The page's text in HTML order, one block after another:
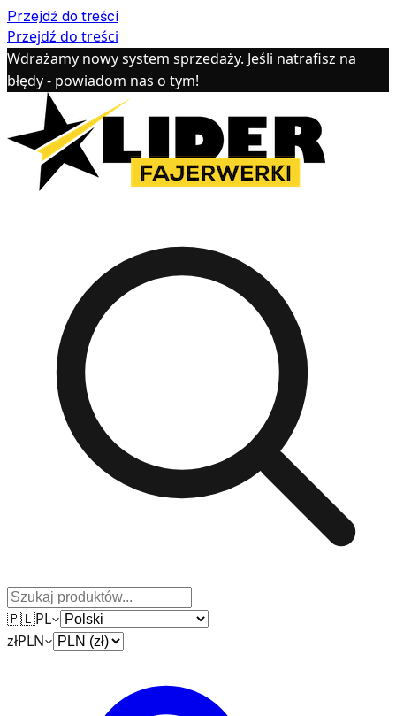
Przejdź do treści
Przejdź do treści
Wdrażamy nowy system sprzedaży. Jeśli natrafisz na
błędy - powiadom nas o tym!
🇵🇱PL
złPLN